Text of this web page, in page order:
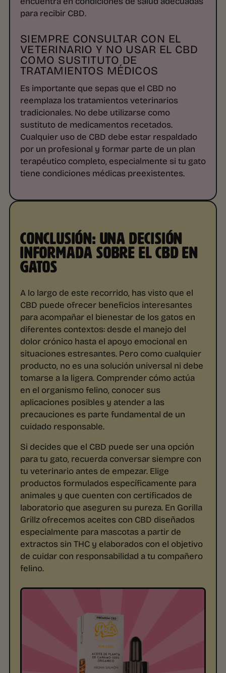
para recibir CBD.
SIEMPRE CONSULTAR CON EL
VETERINARIO Y NO USAR EL CBD
COMO SUSTITUTO DE
TRATAMIENTOS MÉDICOS
Es importante que sepas que el CBD no
reemplaza los tratamientos veterinarios
tradicionales. No debe utilizarse como
sustituto de medicamentos recetados.
Cualquier uso de CBD debe estar respaldado
por un profesional y formar parte de un plan
terapéutico completo, especialmente si tu gato
tiene condiciones médicas preexistentes.
CONCLUSIÓN: UNA DECISIÓN
INFORMADA SOBRE EL CBD EN
GATOS
A lo largo de este recorrido, has visto que el
CBD puede ofrecer beneficios interesantes
para acompañar el bienestar de los gatos en
diferentes contextos: desde el manejo del
dolor crónico hasta el apoyo emocional en
situaciones estresantes. Pero como cualquier
producto, no es una solución universal ni debe
tomarse a la ligera. Comprender cómo actúa
en el organismo felino, conocer sus
aplicaciones posibles y atender a las
precauciones es parte fundamental de un
cuidado responsable.
Si decides que el CBD puede ser una opción
para tu gato, recuerda conversar siempre con
tu veterinario antes de empezar. Elige
productos formulados específicamente para
animales y que cuenten con certificados de
laboratorio que aseguren su pureza. En Gorilla
Grillz ofrecemos aceites con CBD diseñados
especialmente para mascotas a partir de
extractos sin THC y elaborados con el objetivo
de cuidar con responsabilidad a tu compañero
felino.